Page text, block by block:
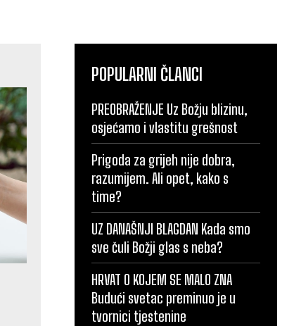
POPULARNI ČLANCI
PREOBRAŽENJE Uz Božju blizinu,
osjećamo i vlastitu grešnost
Prigoda za grijeh nije dobra,
razumijem. Ali opet, kako s
time?
UZ DANAŠNJI BLAGDAN Kada smo
sve čuli Božji glas s neba?
HRVAT O KOJEM SE MALO ZNA
Budući svetac preminuo je u
tvornici tjestenine